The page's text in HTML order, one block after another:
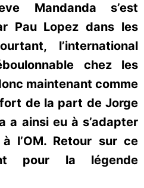
Mandanda s’est
Pau Lopez dans les
l’international
chez les
maintenant comme
de la part de Jorge
a ainsi eu à s’adapter
l’OM. Retour sur ce
pour la légende